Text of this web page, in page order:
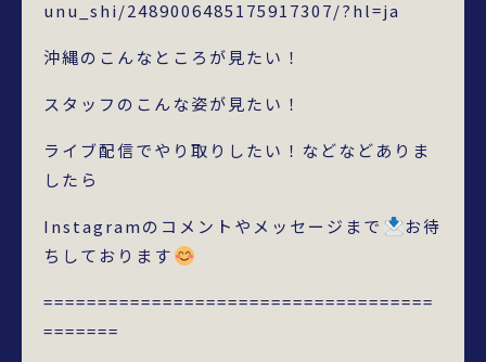
unu_shi/2489006485175917307/?hl=ja
沖縄のこんなところが見たい！
スタッフのこんな姿が見たい！
ライブ配信でやり取りしたい！などなどありま
したら
Instagramのコメントやメッセージまで
お待
ちしております
====================================
=======